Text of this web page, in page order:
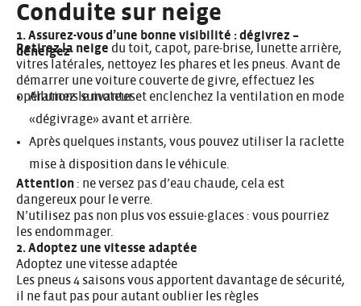
Conduite sur neige
1. Assurez-vous d’une bonne visibilité : dégivrez –
déneigez
Retirez la neige du toit, capot, pare-brise, lunette arrière,
vitres latérales, nettoyez les phares et les pneus. Avant de
démarrer une voiture couverte de givre, effectuez les
opérations suivantes :
Allumez le moteur et enclenchez la ventilation en mode
«dégivrage» avant et arrière.
Après quelques instants, vous pouvez utiliser la raclette
mise à disposition dans le véhicule.
Attention : ne versez pas d’eau chaude, cela est
dangereux pour le verre.
N’utilisez pas non plus vos essuie-glaces : vous pourriez
les endommager.
2. Adoptez une vitesse adaptée
Adoptez une vitesse adaptée
Les pneus 4 saisons vous apportent davantage de sécurité,
il ne faut pas pour autant oublier les règles